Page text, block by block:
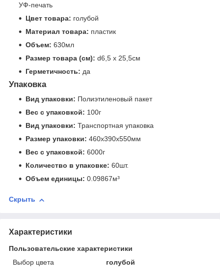
УФ-печать
Цвет товара: голубой
Материал товара: пластик
Объем: 630мл
Размер товара (см): d6,5 х 25,5см
Герметичность: да
Упаковка
Вид упаковки: Полиэтиленовый пакет
Вес с упаковкой: 100г
Вид упаковки: Транспортная упаковка
Размер упаковки: 460x390x550мм
Вес с упаковкой: 6000г
Количество в упаковке: 60шт.
Объем единицы: 0.09867м³
Скрыть
Характеристики
Пользовательские характеристики
Выбор цвета
голубой